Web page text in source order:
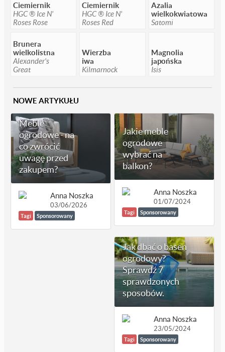
Ciemiernik
HGC ® Ice N'
Roses Rose
Ciemiernik
HGC ® Ice N'
Roses Red
Azalia
wielkokwiatowa
Satomi
Brunera
wielkolistna
Alexander's
Great
Wierzba
iwa
Kilmarnock
Magnolia
japońska
Isis
NOWE ARTYKUŁU
Meble
ogrodowe - na
co zwrócić
uwagę przed
zakupem?
Anna Noszka
03/06/2026
Tagi Sponsorowany
Jakie meble
ogrodowe
wybrać na
balkon?
Anna Noszka
01/07/2024
Tagi Sponsorowany
Jak dbać o basen
ogrodowy?
Sprawdź 7
sprawdzonych
sposobów.
Anna Noszka
23/05/2024
Tagi Sponsorowany